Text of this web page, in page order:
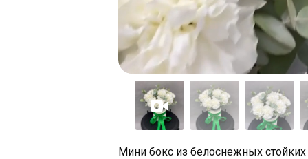
Мини бокс из белоснежных